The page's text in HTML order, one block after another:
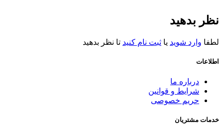
نظر بدهید
لطفا وارد شوید یا ثبت نام کنید تا نظر بدهید
اطلاعات
درباره ما
شرایط و قوانین
حریم خصوصی
خدمات مشتریان